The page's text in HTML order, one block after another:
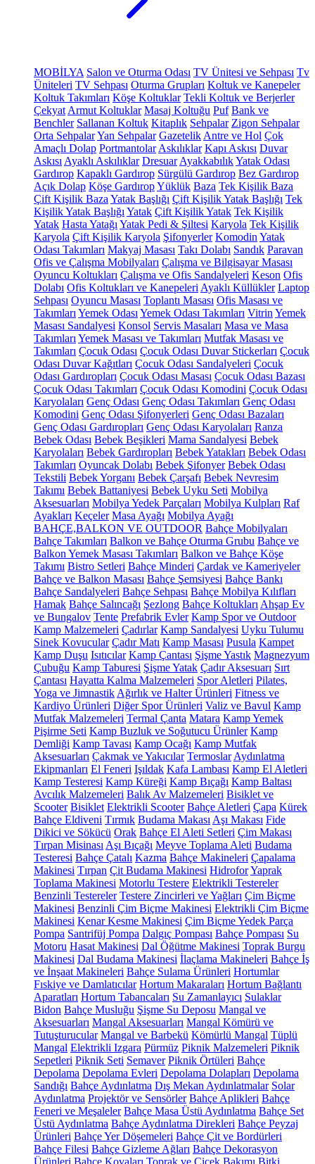
MOBİLYA Salon ve Oturma Odası TV Ünitesi ve Sehpası Tv
Üniteleri TV Sehpası Oturma Grupları Koltuk ve Kanepeler
Koltuk Takımları Köşe Koltuklar Tekli Koltuk ve Berjerler
Çekyat Armut Koltuklar Masaj Koltuğu Puf Bank ve
Benchler Sallanan Koltuk Kitaplık Sehpalar Zigon Sehpalar
Orta SehpalarYan Sehpalar Gazetelik Antre ve Hol Çok
Amaçlı Dolap Portmantolar Askılıklar Kapı Askısı Duvar
Askısı Ayaklı Askılıklar Dresuar AyakkabılıkYatak Odası
Gardırop Kapaklı Gardırop Sürgülü Gardırop Bez Gardırop
Açık Dolap Köşe GardıropYüklük Baza Tek Kişilik Baza
Çift Kişilik Baza Yatak Başlığı Çift Kişilik Yatak Başlığı Tek
Kişilik Yatak Başlığı Yatak Çift Kişilik Yatak Tek Kişilik
Yatak Hasta Yatağı Yatak Pedi & Şiltesi Karyola Tek Kişilik
Karyola Çift Kişilik Karyola Şifonyerler Komodin Yatak
Odası Takımları Makyaj Masası Takı Dolabı Sandık Paravan
Ofis ve Çalışma Mobilyaları Çalışma ve Bilgisayar Masası
Oyuncu Koltukları Çalışma ve Ofis Sandalyeleri Keson Ofis
Dolabı Ofis Koltukları ve Kanepeleri Ayaklı Küllükler Laptop
Sehpası Oyuncu Masası Toplantı Masası Ofis Masası ve
Takımları Yemek Odası Yemek Odası Takımları Vitrin Yemek
Masası Sandalyesi Konsol Servis Masaları Masa ve Masa
Takımları Yemek Masası ve Takımları Mutfak Masası ve
Takımları Çocuk Odası Çocuk Odası Duvar Stickerları Çocuk
Odası Duvar Kağıtları Çocuk Odası Sandalyeleri Çocuk
Odası Gardıropları Çocuk Odası Masası Çocuk Odası Bazası
Çocuk Odası Takımları Çocuk Odası Komodini Çocuk Odası
Karyolaları Genç Odası Genç Odası Takımları Genç Odası
Komodini Genç Odası Şifonyerleri Genç Odası Bazaları
Genç Odası Gardıropları Genç Odası Karyolaları Ranza
Bebek Odası Bebek Beşikleri Mama Sandalyesi Bebek
Karyolaları Bebek Gardıropları Bebek Yatakları Bebek Odası
Takımları Oyuncak Dolabı Bebek Şifonyer Bebek Odası
Tekstili Bebek Yorganı Bebek Çarşafı Bebek Nevresim
Takımı Bebek Battaniyesi Bebek Uyku Seti Mobilya
Aksesuarları Mobilya Yedek Parçaları Mobilya Kulpları Raf
Ayakları Keçeler Masa Ayağı Mobilya Ayağı
BAHÇE,BALKON VE OUTDOOR Bahçe Mobilyaları
Bahçe Takımları Balkon ve Bahçe Oturma Grubu Bahçe ve
Balkon Yemek Masası Takımları Balkon ve Bahçe Köşe
Takımı Bistro Setleri Bahçe Minderi Çardak ve Kameriyeler
Bahçe ve Balkon Masası Bahçe Şemsiyesi Bahçe Bankı
Bahçe Sandalyeleri Bahçe Sehpası Bahçe Mobilya Kılıfları
Hamak Bahçe Salıncağı Şezlong Bahçe Koltukları Ahşap Ev
ve Bungalov Tente Prefabrik Evler Kamp Spor ve Outdoor
Kamp Malzemeleri Çadırlar Kamp Sandalyesi Uyku Tulumu
Sinek Kovucular Çadır Matı Kamp Masası Pusula Kampet
Kamp Duşu Isıtıcılar Kamp Çantası Şişme Yastık Magnezyum
Çubuğu Kamp Taburesi Şişme Yatak Çadır Aksesuarı Sırt
Çantası Hayatta Kalma Malzemeleri Spor Aletleri Pilates,
Yoga ve Jimnastik Ağırlık ve Halter Ürünleri Fitness ve
Kardiyo Ürünleri Diğer Spor Ürünleri Valiz ve Bavul Kamp
Mutfak Malzemeleri Termal Çanta Matara Kamp Yemek
Pişirme Seti Kamp Buzluk ve Soğutucu Ürünler Kamp
Demliği Kamp Tavası Kamp Ocağı Kamp Mutfak
Aksesuarları Çakmak ve Yakıcılar Termoslar Aydınlatma
Ekipmanları El Feneri Işıldak Kafa Lambası Kamp El Aletleri
Kamp Testeresi Kamp Küreği Kamp Bıçağı Kamp Baltası
Avcılık Malzemeleri Balık Av Malzemeleri Bisiklet ve
Scooter Bisiklet Elektrikli Scooter Bahçe Aletleri Çapa Kürek
Bahçe Eldiveni Tırmık Budama Makası Aşı Makası Fide
Dikici ve Sökücü Orak Bahçe El Aleti Setleri Çim Makası
Tırpan Misinası Aşı Bıçağı Meyve Toplama Aleti Budama
Testeresi Bahçe Çatalı Kazma Bahçe Makineleri Çapalama
Makinesi Tırpan Çit Budama Makinesi HidroforYaprak
Toplama Makinesi Motorlu Testere Elektrikli Testereler
Benzinli Testereler Testere Zincirleri ve Yağları Çim Biçme
Makinesi Benzinli Çim Biçme Makinesi Elektrikli Çim Biçme
Makinesi Kenar Kesme Makinesi Çim Biçme Yedek Parça
Pompa Santrifüj Pompa Dalgıç Pompası Bahçe Pompası Su
Motoru Hasat Makinesi Dal Öğütme Makinesi Toprak Burgu
Makinesi Dal Budama Makinesi İlaçlama Makineleri Bahçe İş
ve İnşaat Makineleri Bahçe Sulama Ürünleri Hortumlar
Fıskiye ve Damlatıcılar Hortum Makaraları Hortum Bağlantı
Aparatları Hortum Tabancaları Su Zamanlayıcı Sulaklar
Bidon Bahçe Musluğu Şişme Su Deposu Mangal ve
Aksesuarları Mangal Aksesuarları Mangal Kömürü ve
Tutuşturucular Mangal ve Barbekü Kömürlü Mangal Tüplü
Mangal Elektrikli Izgara Pürmüz Piknik Malzemeleri Piknik
Sepetleri Piknik Seti Semaver Piknik Örtüleri Bahçe
Depolama Depolama Evleri Depolama Dolapları Depolama
Sandığı Bahçe Aydınlatma Dış Mekan Aydınlatmalar Solar
Aydınlatma Projektör ve Sensörler Bahçe Aplikleri Bahçe
Feneri ve Meşaleler Bahçe Masa Üstü Aydınlatma Bahçe Set
Üstü Aydınlatma Bahçe Aydınlatma Direkleri Bahçe Peyzaj
Ürünleri Bahçe Yer Döşemeleri Bahçe Çit ve Bordürleri
Bahçe Filesi Bahçe Gizleme Ağları Bahçe Dekorasyon
Ürünleri Bahçe Kovaları Toprak ve Çiçek Bakımı Bitki